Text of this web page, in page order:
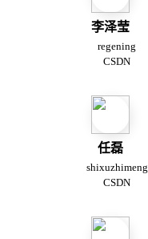
李泽莹
regening
CSDN
任磊
shixuzhimeng
CSDN